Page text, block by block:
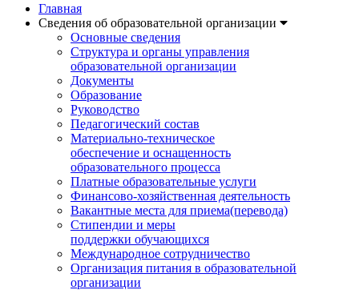
Главная
Сведения об образовательной организации
Основные сведения
Структура и органы управления
образовательной организации
Документы
Образование
Руководство
Педагогический состав
Материально-техническое
обеспечение и оснащенность
образовательного процесса
Платные образовательные услуги
Финансово-хозяйственная деятельность
Вакантные места для приема(перевода)
Стипендии и меры
поддержки обучающихся
Международное сотрудничество
Организация питания в образовательной
организации